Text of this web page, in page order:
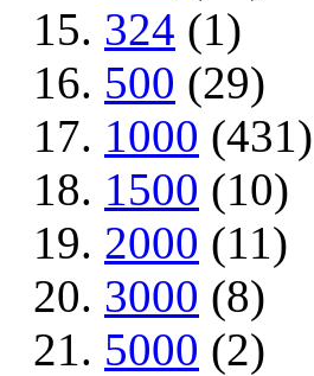
324 (1)
500 (29)
1000 (431)
1500 (10)
2000 (11)
3000 (8)
5000 (2)